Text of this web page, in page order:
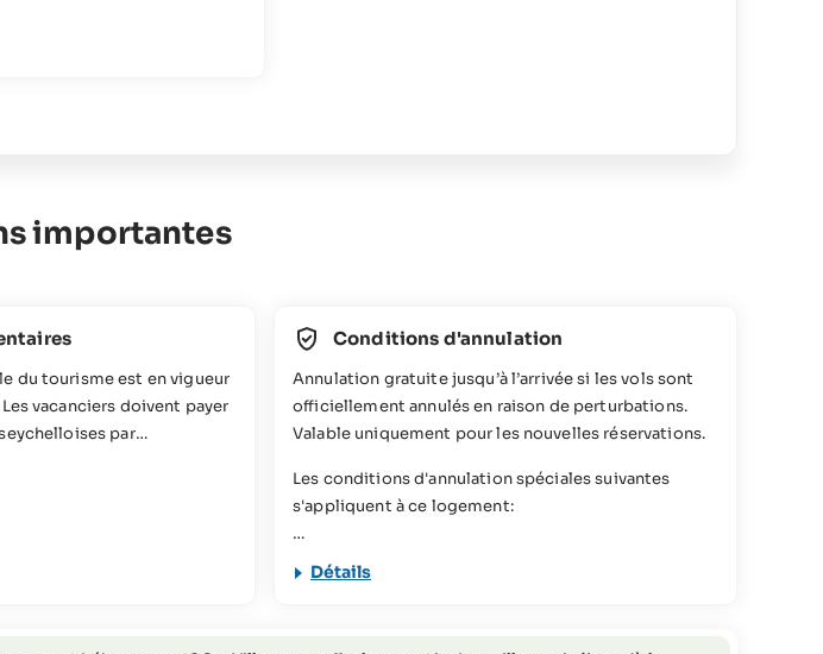
importantes
du tourisme est en vigueur
vacanciers doivent payer
par
de l'hébergement
Conditions d'annulation
Annulation gratuite jusqu’à l’arrivée si les vols sont
officiellement annulés en raison de perturbations.
Valable uniquement pour les nouvelles réservations.
Les conditions d'annulation spéciales suivantes
s'appliquent à ce logement:
46 jours ou plus avant l'arrivée = frais d'annulation
Détails